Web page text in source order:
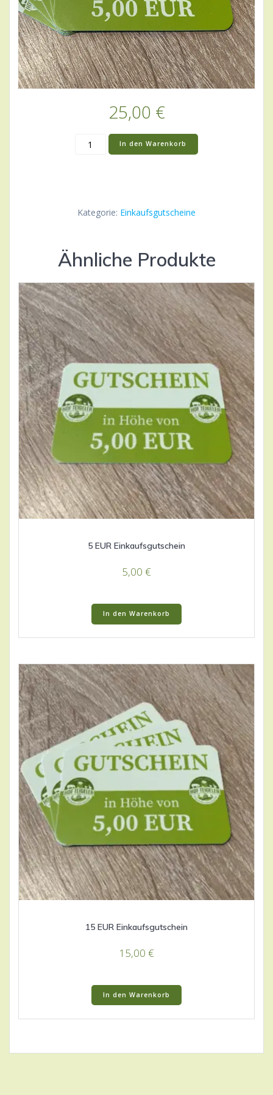
25,00 €
25
In den Warenkorb
Kategorie: Einkaufsgutscheine
Ähnliche Produkte
5 EUR Einkaufsgutschein
5,00 €
In den Warenkorb
15 EUR Einkaufsgutschein
15,00 €
In den Warenkorb